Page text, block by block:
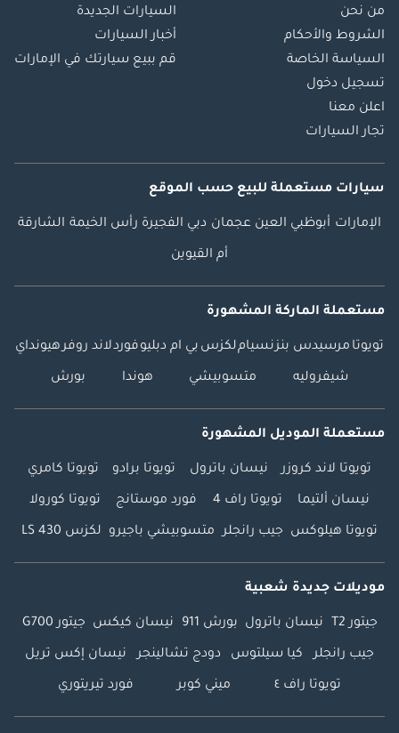
من نحن
الشروط والأحكام
السياسة الخاصة
تسجيل دخول
اعلن معنا
تجار السيارات
السيارات الجديدة
أخبار السيارات
قم ببيع سيارتك في الإمارات
سيارات مستعملة للبيع حسب الموقع
الإمارات أبوظبي العين عجمان دبي الفجيرة رأس الخيمة الشارقة
أم القيوين
مستعملة الماركة المشهورة
تويوتا مرسيدس بنزنسياملكزس بي ام دبليوفوردلاند روفرهيونداي
شيفروليه متسوبيشي هوندا بورش
مستعملة الموديل المشهورة
تويوتا لاند كروزر نيسان باترول تويوتا برادو تويوتا كامري
نيسان ألتيما تويوتا راف 4 فورد موستانج تويوتا كورولا
تويوتا هيلوكس جيب رانجلر متسوبيشي باجيرو لكزس LS 430
موديلات جديدة شعبية
جيتور T2 نيسان باترول بورش 911 نيسان كيكس جيتور G700
جيب رانجلر كيا سيلتوس دودج تشالينجر نيسان إكس تريل
تويوتا راف ٤ ميني كوبر فورد تيريتوري